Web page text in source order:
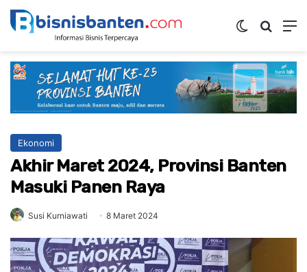
Switch skin
Ekonomi
Akhir Maret 2024, Provinsi Banten
Masuki Panen Raya
Susi Kurniawati 8 Maret 2024